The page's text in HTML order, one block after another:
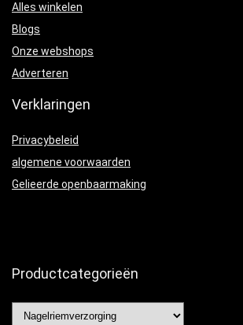
Alles winkelen
Blogs
Onze webshops
Adverteren
Verklaringen
Privacybeleid
algemene voorwaarden
Gelieerde openbaarmaking
Productcategorieën